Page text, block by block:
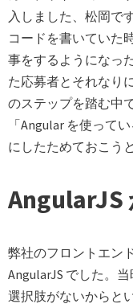
入しました、松岡で
コードを書いていた
事をするようになっ
た応募者とそれなり
のステップを踏む中
「Angular を使って
にしたためておこう
AngularJS
弊社のフロントエン
AngularJS でした。
選択肢がないからと